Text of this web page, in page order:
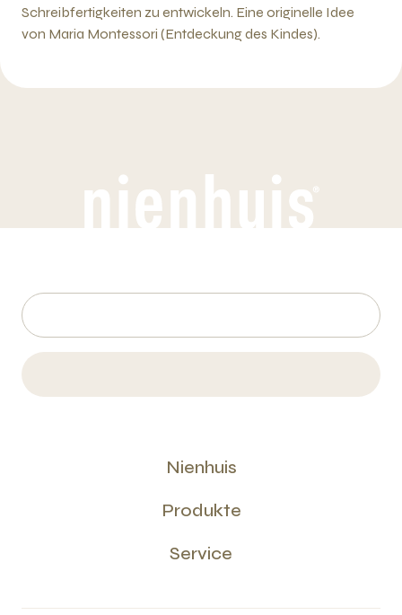
Schreibfertigkeiten zu entwickeln. Eine originelle Idee
von Maria Montessori (Entdeckung des Kindes).
Nienhuis
Produkte
Service